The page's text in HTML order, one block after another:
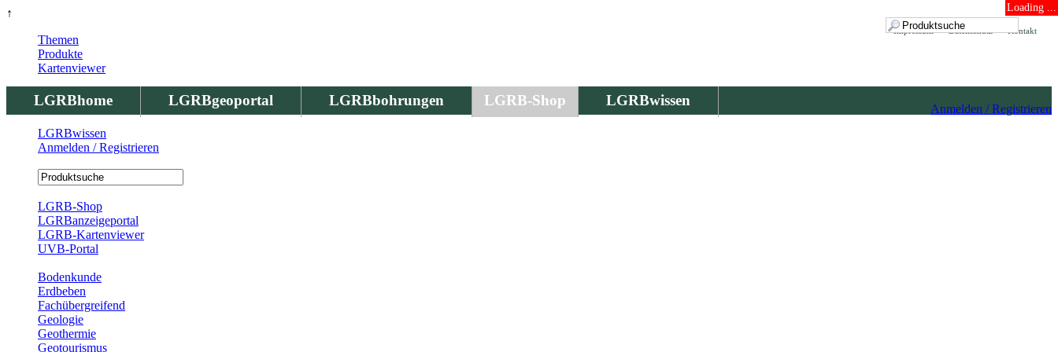
↑ Loading ...
Kontakt
Datenschutz
Impressum
LGRBhome LGRBgeoportal LGRBbohrungen LGRB-Shop LGRBwissen
Anmelden / Registrieren
Themen
Produkte
Kartenviewer
LGRBwissen
Anmelden / Registrieren
LGRB-Shop
LGRBanzeigeportal
LGRB-Kartenviewer
UVB-Portal
Bodenkunde
Erdbeben
Fachübergreifend
Geologie
Geothermie
Geotourismus